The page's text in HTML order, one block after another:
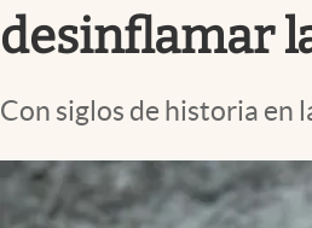
Tv
Espiritualidad
Mediakit
abre en nueva pestaña
desinflamar
Con siglos de historia en